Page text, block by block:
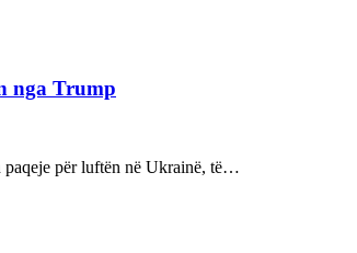
nga Trump
paqeje për luftën në Ukrainë, të…